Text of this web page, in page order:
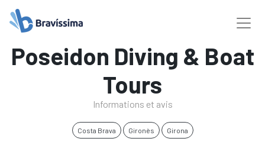
Poseidon Diving & Boat
Tours
Informations et avis
Costa Brava Gironès Girona